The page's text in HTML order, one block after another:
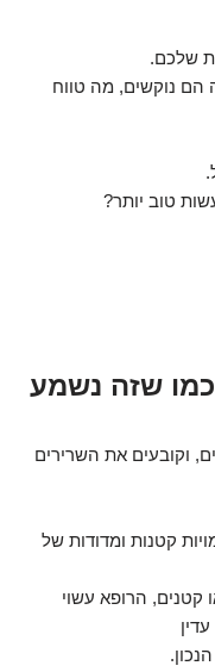
שלכם.
הם נוקשים, מה טווח
טוב יותר?
שזה נשמע
וקובעים את השרירים
קטנות ומדודות של
קטנים, הרופא עשוי